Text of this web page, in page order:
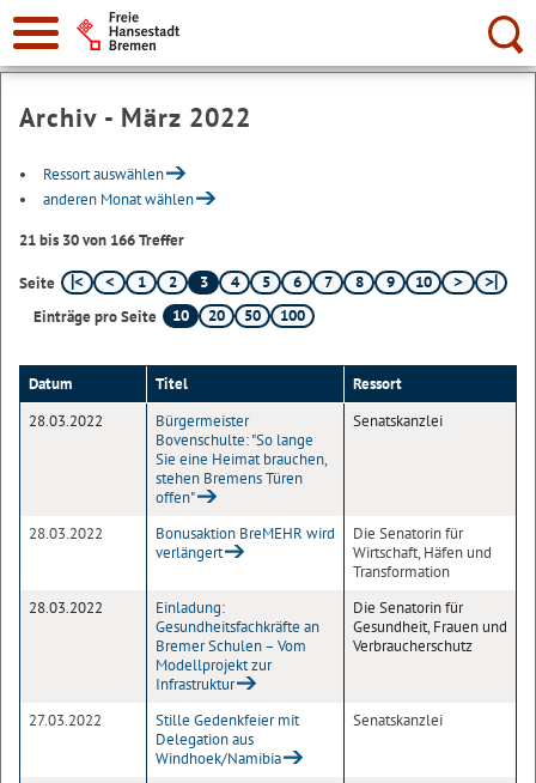
Suche:
Archiv - März 2022
Ressort auswählen
anderen Monat wählen
21 bis 30 von 166 Treffer
Seite 1 2 3 4 5 6 7 8 9
10
Einträge pro Seite
10 20 50 100
Datum Titel
Ressort
28.03.2022
Bürgermeister
Bovenschulte: "So lange
Sie eine Heimat brauchen,
stehen Bremens Türen
offen"
Senatskanzlei
28.03.2022
Bonusaktion BreMEHR wird
verlängert
Die Senatorin für
Wirtschaft, Häfen und
Transformation
28.03.2022
Einladung:
Gesundheitsfachkräfte an
Bremer Schulen – Vom
Modellprojekt zur
Infrastruktur
Die Senatorin für
Gesundheit, Frauen und
Verbraucherschutz
27.03.2022
Stille Gedenkfeier mit
Delegation aus
Windhoek/Namibia
Senatskanzlei